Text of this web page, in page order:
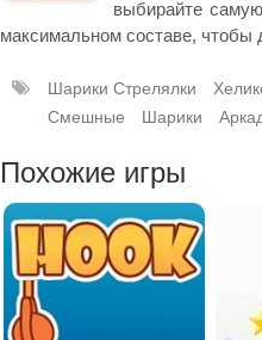
выбирайте
максимальном составе, чтобы
Шарики Стрелялки
Смешные
Шарики
Похожие игры